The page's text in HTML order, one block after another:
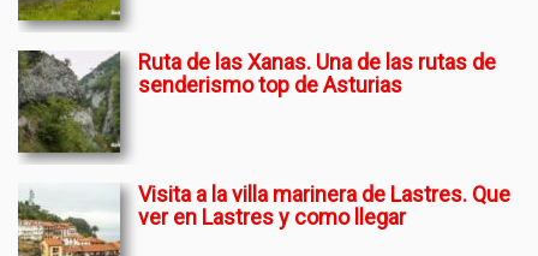
Ruta de las Xanas. Una de las rutas de
senderismo top de Asturias
Visita a la villa marinera de Lastres. Que
ver en Lastres y como llegar